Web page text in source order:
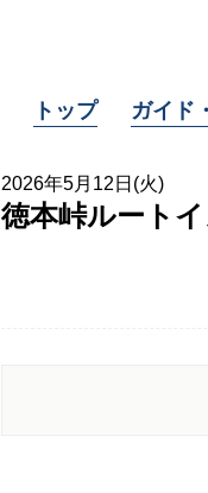
トップ ガイド
2026年5月12日(火)
徳本峠ルート